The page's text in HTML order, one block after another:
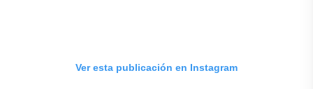
Ver esta publicación en Instagram